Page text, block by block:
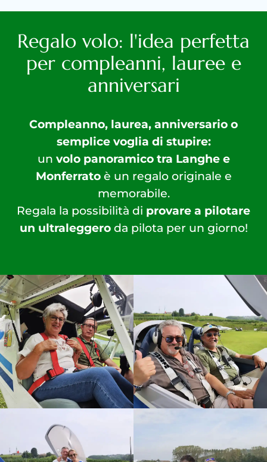
Regalo volo: l'idea perfetta
per compleanni, lauree e
anniversari
Compleanno, laurea, anniversario o
semplice voglia di stupire:
un volo panoramico tra Langhe e
Monferratoè un regalo originale e
memorabile.
Regala la possibilità di provare a pilotare
un ultraleggeroda pilota per un giorno!